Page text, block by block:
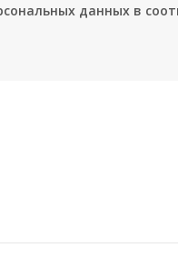
данных в